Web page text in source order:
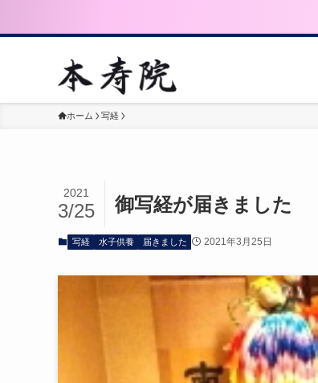
ホーム 写経
御写経が届きました
2021
3/25
写経 水子供養 届きました 2021年3月25日